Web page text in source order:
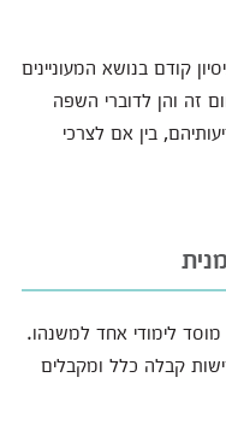
קודם בנושא המעוניינים
זה והן לדוברי השפה
בין אם לצרכי
לימודי אחד למשנהו.
קבלה כלל ומקבלים